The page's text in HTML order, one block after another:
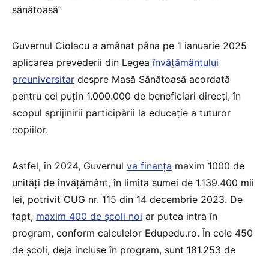
sănătoasă”
Guvernul Ciolacu a amânat pâna pe 1 ianuarie 2025
aplicarea prevederii din Legeaînvățământului
preuniversitar despre Masă Sănătoasă acordată
pentru cel puțin 1.000.000 de beneficiari direcți, în
scopul sprijinirii participării la educație a tuturor
copiilor.
Astfel, în 2024, Guvernul va finanța maxim 1000 de
unități de învățământ, în limita sumei de 1.139.400 mii
lei, potrivit OUG nr. 115 din 14 decembrie 2023. De
fapt, maxim 400 de școli noi ar putea intra în
program, conform calculelor Edupedu.ro. În cele 450
de școli, deja incluse în program, sunt 181.253 de